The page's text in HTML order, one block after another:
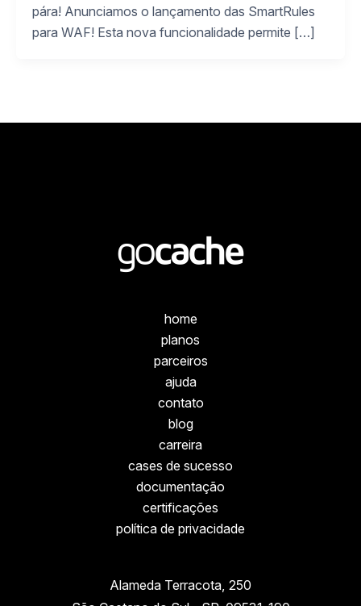
pára! Anunciamos o lançamento das SmartRules
para WAF! Esta nova funcionalidade permite […]
home
planos
parceiros
ajuda
contato
blog
carreira
cases de sucesso
documentação
certificações
política de privacidade
Alameda Terracota, 250